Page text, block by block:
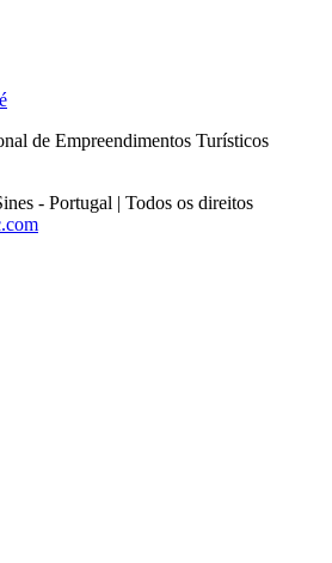
de Empreendimentos Turísticos
- Portugal | Todos os direitos